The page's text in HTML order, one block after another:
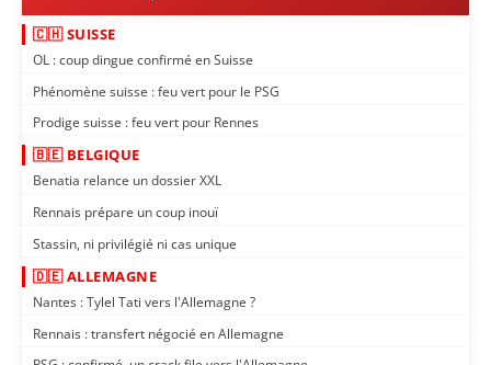
🇨🇭 SUISSE
OL : coup dingue confirmé en Suisse
Phénomène suisse : feu vert pour le PSG
Prodige suisse : feu vert pour Rennes
🇧🇪 BELGIQUE
Benatia relance un dossier XXL
Rennais prépare un coup inouï
Stassin, ni privilégié ni cas unique
🇩🇪 ALLEMAGNE
Nantes : Tylel Tati vers l'Allemagne ?
Rennais : transfert négocié en Allemagne